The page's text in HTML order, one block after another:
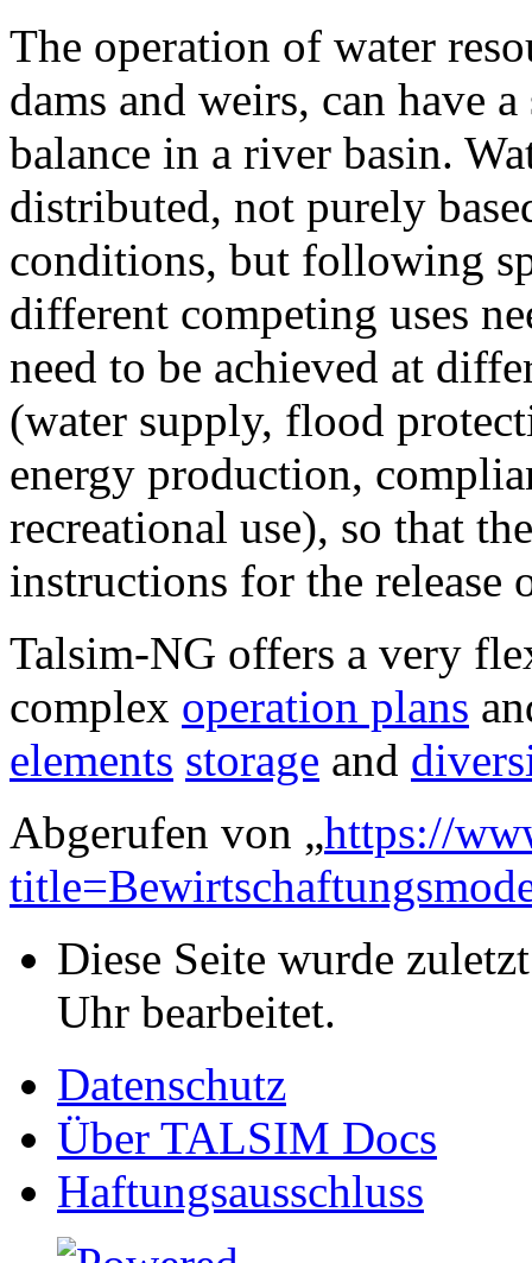
The operation of water
dams and weirs, can have
balance in a river basin.
distributed, not purely
conditions, but following
different competing uses
need to be achieved at
(water supply, flood
energy production,
recreational use), so that
instructions for the release
Talsim-NG offers a very
complex operation plans
elements storage and
Abgerufen von „https://
Diese Seite wurde
Uhr bearbeitet.
Datenschutz
Über TALSIM Docs
Haftungsausschluss